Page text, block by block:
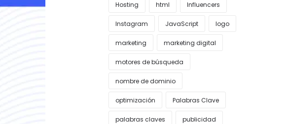
Hosting html Influencers
Instagram JavaScript logo
marketing marketing digital
motores de búsqueda
nombre de dominio
optimización Palabras Clave
palabras claves publicidad